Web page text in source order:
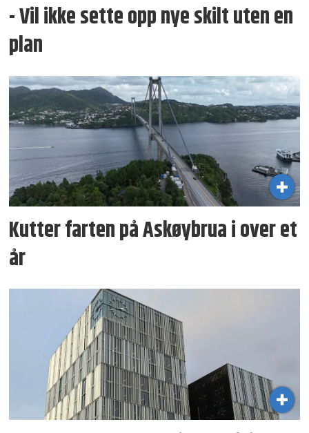
- Vil ikke sette opp nye skilt uten en
plan
Kutter farten på Askøybrua i over et
år